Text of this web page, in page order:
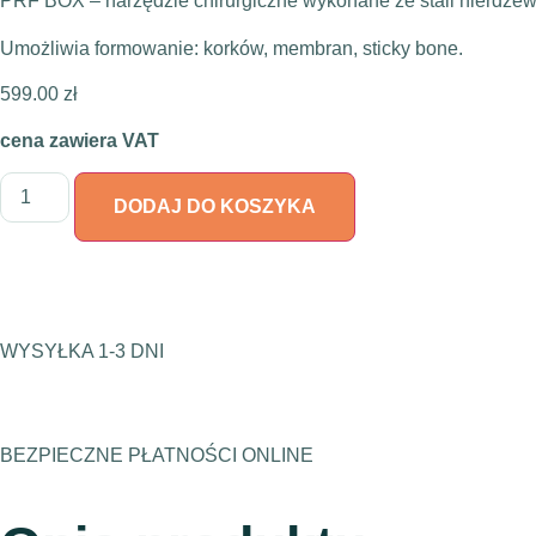
Umożliwia formowanie: korków, membran, sticky bone.
599.00 zł
cena zawiera VAT
DODAJ DO KOSZYKA
WYSYŁKA 1-3 DNI
BEZPIECZNE PŁATNOŚCI ONLINE